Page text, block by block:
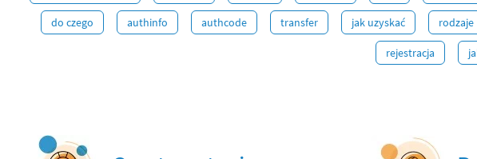
do czego authinfo authcode transfer jak uzyskać rodzaje
rejestracja